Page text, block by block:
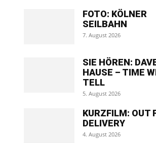
FOTO: KÖLNER
SEILBAHN
7. August 2026
SIE HÖREN:
HAUSE – TIME
TELL
5. August 2026
KURZFILM: OUT
DELIVERY
4. August 2026